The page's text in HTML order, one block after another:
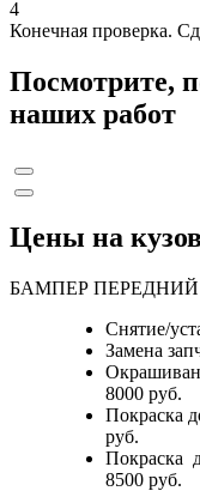
4
Конечная проверка.
Посмотрите,
наших работ
Цены на
БАМПЕР ПЕРЕДНИЙ
Снятие/
Замена
8000 руб.
Покраска
руб.
Покраска
8500 руб.